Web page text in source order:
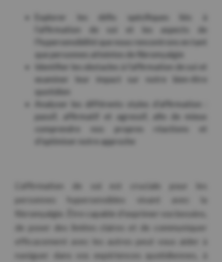
Explorer les défis spécifiques liés à
l’affirmation de soi et les aspects de
l’hypersensibilité que nous rencontrons en tant
que personnes atteintes de fibromyalgie
Identifier les obstacles à l’affirmation de soi et
examiner leur impact sur notre bien-être
quotidien
Analyser les différents styles d’affirmation :
passif, affirmatif et agressif, afin de mieux
comprendre nos propres réactions et
d’optimiser notre approche
L’affirmation de soi est cruciale pour les
personnes hypersensibles vivant avec la
fibromyalgie. Être capable d’exprimer vos besoins,
de poser des limites claires et de communiquer
efficacement avec les autres peut vous aider à
naviguer dans vos expériences quotidiennes, à